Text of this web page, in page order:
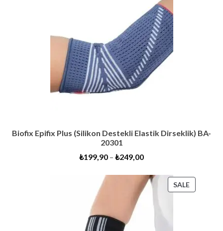
Biofix Epifix Plus (Silikon Destekli Elastik Dirseklik) BA-
20301
₺199,90 – ₺249,00
SALE
ON